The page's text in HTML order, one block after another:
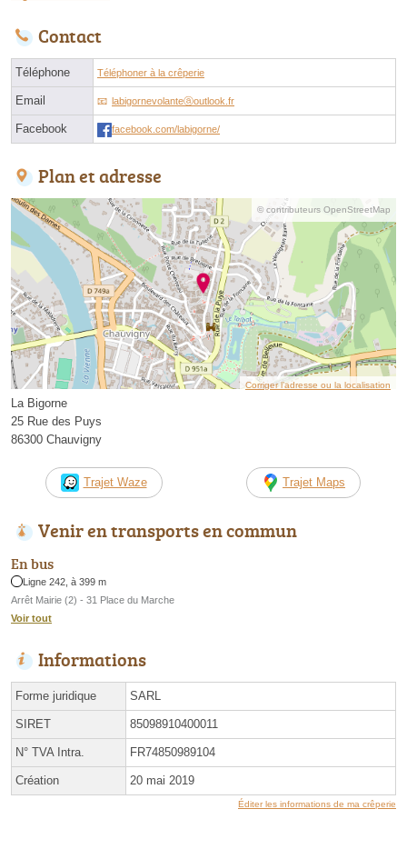
Contact
Téléphone Téléphoner à la crêperie
Email labigornevolanteⓐoutlook.fr
Facebook facebook.com/labigorne/
Plan et adresse
© contributeurs OpenStreetMap
Corriger l’adresse ou la localisation
La Bigorne
25 Rue des Puys
86300 Chauvigny
Trajet Waze Trajet Maps
Venir en transports en commun
En bus
Ligne 242, à 399 m
Arrêt Mairie (2) - 31 Place du Marche
Voir tout
Informations
Forme juridique SARL
SIRET 85098910400011
N° TVA Intra. FR74850989104
Création 20 mai 2019
Éditer les informations de ma crêperie